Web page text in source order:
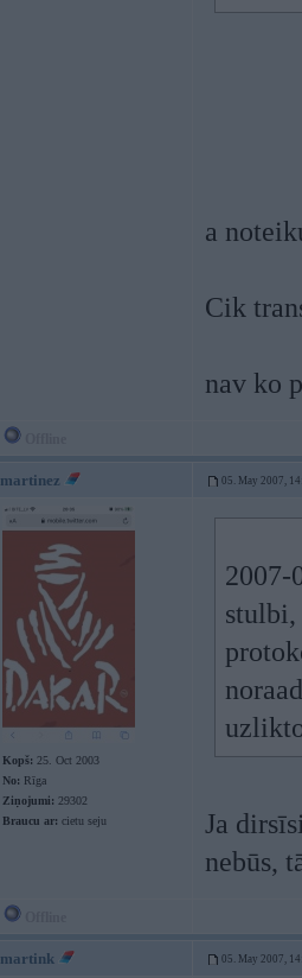
a
Cik
nav ko
martinez 05. May 2007,
Kopš: 25. Oct 2003
No: Rīga
Ziņojumi: 29302
Braucu ar: cietu seju
2007-
stulbi,
Ja
nebūs,
martink 05. May 2007,